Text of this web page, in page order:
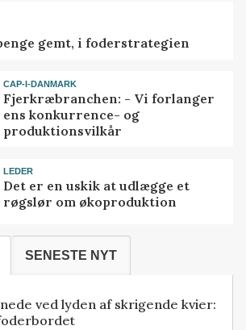
gemt, i foderstrategien
CAP-I-DANMARK
Fjerkræbranchen: - Vi forlanger
ens konkurrence- og
produktionsvilkår
LEDER
Det er en uskik at udlægge et
røgslør om økoproduktion
SENESTE NYT
ved lyden af skrigende kvier: